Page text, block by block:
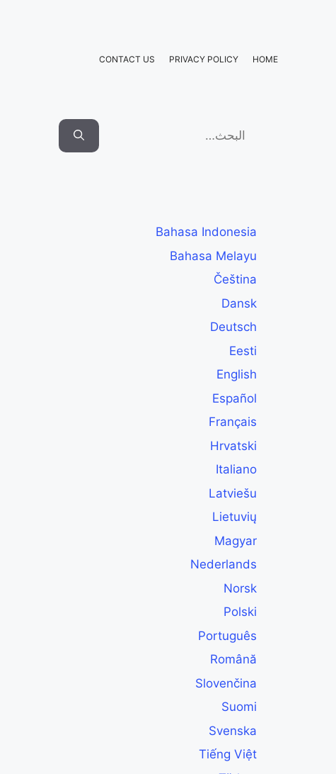
HOME
PRIVACY POLICY
CONTACT US
Search
Bahasa Indonesia
Bahasa Melayu
Čeština
Dansk
Deutsch
Eesti
English
Español
Français
Hrvatski
Italiano
Latviešu
Lietuvių
Magyar
Nederlands
Norsk
Polski
Português
Română
Slovenčina
Suomi
Svenska
Tiếng Việt